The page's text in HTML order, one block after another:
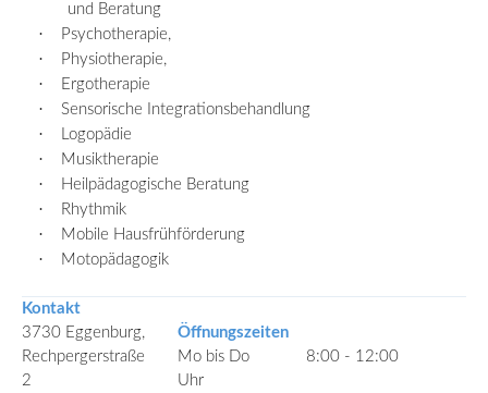
und Beratung
· Psychotherapie,
· Physiotherapie,
· Ergotherapie
· Sensorische Integrationsbehandlung
· Logopädie
· Musiktherapie
· Heilpädagogische Beratung
· Rhythmik
· Mobile Hausfrühförderung
· Motopädagogik
Kontakt
3730 Eggenburg,
Rechpergerstraße
2
Öffnungszeiten
Mo bis Do
8:00 - 12:00
Uhr